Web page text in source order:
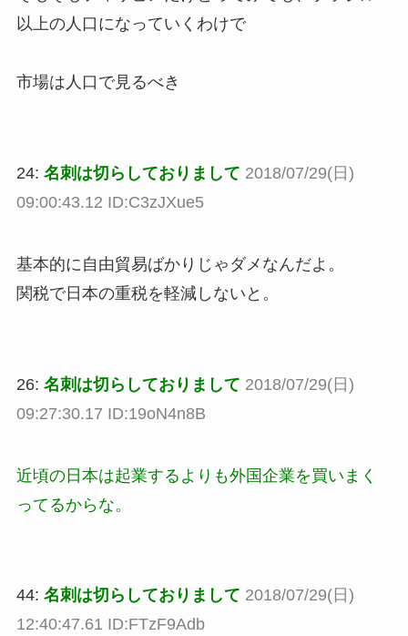
以上の人口になっていくわけで
市場は人口で見るべき
24: 名刺は切らしておりまして 2018/07/29(日)
09:00:43.12 ID:C3zJXue5
基本的に自由貿易ばかりじゃダメなんだよ。
関税で日本の重税を軽減しないと。
26: 名刺は切らしておりまして 2018/07/29(日)
09:27:30.17 ID:19oN4n8B
近頃の日本は起業するよりも外国企業を買いまく
ってるからな。
44: 名刺は切らしておりまして 2018/07/29(日)
12:40:47.61 ID:FTzF9Adb